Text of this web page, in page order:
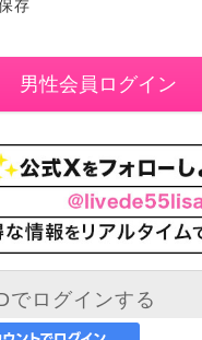
存
でログインする